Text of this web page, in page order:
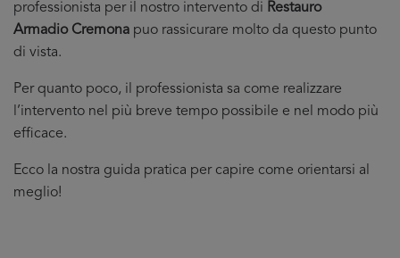
professionista per il nostro intervento di Restauro
Armadio Cremona puo rassicurare molto da questo punto
di vista.
Per quanto poco, il professionista sa come realizzare
l’intervento nel più breve tempo possibile e nel modo più
efficace.
Ecco la nostra guida pratica per capire come orientarsi al
meglio!